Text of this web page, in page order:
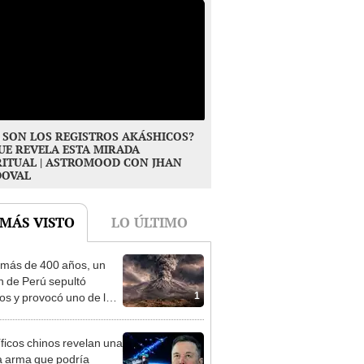
SON LOS REGISTROS AKÁSHICOS?
REVELA ESTA MIRADA
| ASTROMOOD CON JHAN
VISTO LO ÚLTIMO
1
de 400 años, un
de Perú sepultó
y provocó uno de los
más fríos de la
sigue bajo monitoreo
chinos revelan una
arma que podría